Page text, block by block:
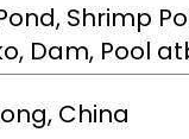
Shrimp
Dam, Pool
China